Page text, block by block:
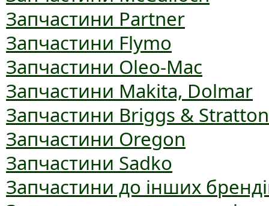
Запчастини Partner
Запчастини Flymo
Запчастини Oleo-Mac
Запчастини Makita, Dolmar
Запчастини Briggs & Stratton
Запчастини Oregon
Запчастини Sadko
Запчастини до інших